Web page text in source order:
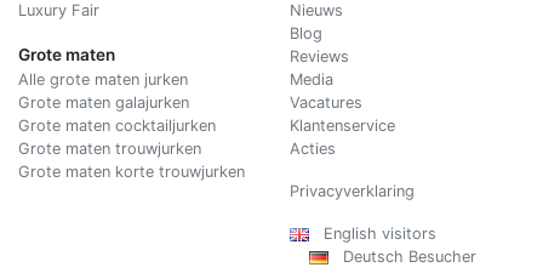
Luxury Fair
Grote maten
Alle grote maten jurken
Grote maten galajurken
Grote maten cocktailjurken
Grote maten trouwjurken
Grote maten korte trouwjurken
Nieuws
Blog
Reviews
Media
Vacatures
Klantenservice
Acties
Privacyverklaring
English visitors
Deutsch Besucher